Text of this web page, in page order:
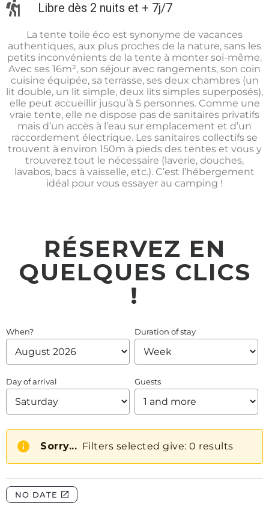
Libre dès 2 nuits et + 7j/7​
La tente toile éco est synonyme de vacances
authentiques, aux plus proches de la nature, sans les
petits inconvénients de la tente à monter soi-même.
Avec ses 16m², son séjour avec rangements, son coin
cuisine équipée, sa terrasse, ses deux chambres (un
lit double, un lit simple, deux lits simples superposés),
elle peut accueillir jusqu’à 5 personnes. Comme une
vraie tente, elle ne dispose pas de sanitaires privatifs
mais d’un accès à l’eau sur emplacement et d’un
raccordement électrique. Les sanitaires collectifs se
trouvent à environ 150m à pieds des tentes et vous y
trouverez tout le nécessaire (laverie, douches,
lavabos, bacs à vaisselle, etc.). C’est l’hébergement
idéal pour vous essayer au camping !
RÉSERVEZ EN
QUELQUES CLICS
!